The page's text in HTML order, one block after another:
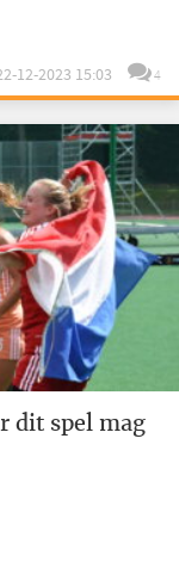
12-2023 15:03 4
dit spel mag